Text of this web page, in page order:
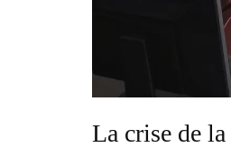
La crise de la